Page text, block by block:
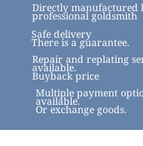
Directly manufactured
professional goldsmith
Safe delivery
There is a guarantee.
Repair and replating
available.
Buyback price
Multiple payment
available.
Or exchange goods.